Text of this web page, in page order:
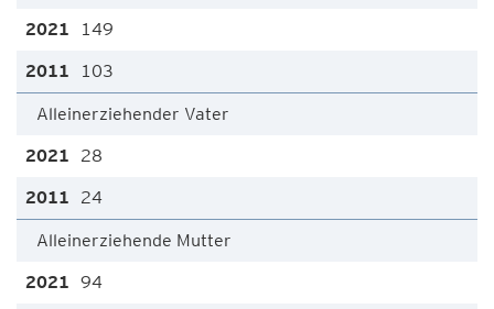
149
103
Alleinerziehender Vater
28
24
Alleinerziehende Mutter
94